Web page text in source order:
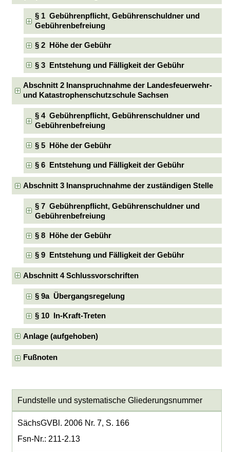
§ 1 Gebührenpflicht, Gebührenschuldner und
Gebührenbefreiung
§ 2 Höhe der Gebühr
§ 3 Entstehung und Fälligkeit der Gebühr
Abschnitt 2 Inanspruchnahme der Landesfeuerwehr-
und Katastrophenschutzschule Sachsen
§ 4 Gebührenpflicht, Gebührenschuldner und
Gebührenbefreiung
§ 5 Höhe der Gebühr
§ 6 Entstehung und Fälligkeit der Gebühr
Abschnitt 3 Inanspruchnahme der zuständigen Stelle
§ 7 Gebührenpflicht, Gebührenschuldner und
Gebührenbefreiung
§ 8 Höhe der Gebühr
§ 9 Entstehung und Fälligkeit der Gebühr
Abschnitt 4 Schlussvorschriften
§ 9a Übergangsregelung
§ 10 In-Kraft-Treten
Anlage (aufgehoben)
Fußnoten
Fundstelle und systematische Gliederungsnummer
SächsGVBl. 2006 Nr. 7, S. 166
Fsn-Nr.: 211-2.13